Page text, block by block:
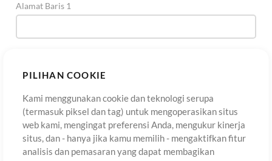
PILIHAN COOKIE
Kami menggunakan cookie dan teknologi serupa
(termasuk piksel dan tag) untuk mengoperasikan situs
web kami, mengingat preferensi Anda, mengukur kinerja
situs, dan - hanya jika kamu memilih - mengaktifkan fitur
analisis dan pemasaran yang dapat membagikan
Alamat Baris 1
Kota
Negara